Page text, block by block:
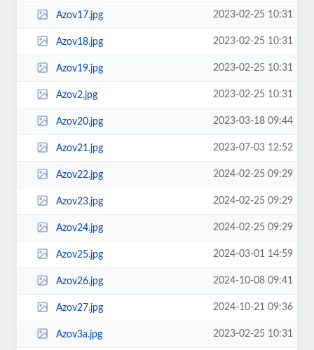
Azov17.jpg 2023-02-25 10:31
Azov18.jpg 2023-02-25 10:31
Azov19.jpg 2023-02-25 10:31
Azov2.jpg 2023-02-25 10:31
Azov20.jpg 2023-03-18 09:44
Azov21.jpg 2023-07-03 12:52
Azov22.jpg 2024-02-25 09:29
Azov23.jpg 2024-02-25 09:29
Azov24.jpg 2024-02-25 09:29
Azov25.jpg 2024-03-01 14:59
Azov26.jpg 2024-10-08 09:41
Azov27.jpg 2024-10-21 09:36
Azov3a.jpg 2023-02-25 10:31